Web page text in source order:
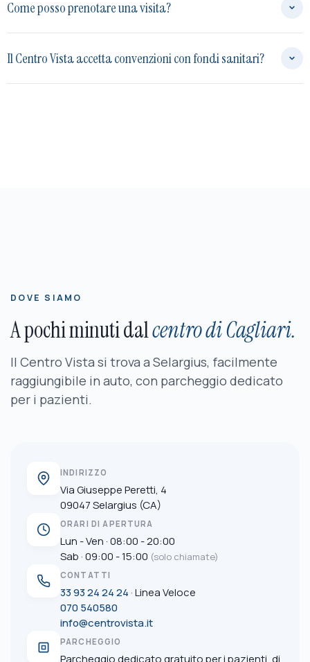
Come posso prenotare una visita?
Il Centro Vista accetta convenzioni con fondi sanitari?
DOVE SIAMO
A pochi minuti dalcentro di Cagliari.
Il Centro Vista si trova a Selargius, facilmente
raggiungibile in auto, con parcheggio dedicato
per i pazienti.
INDIRIZZO
Via Giuseppe Peretti, 4
09047 Selargius (CA)
ORARI DI APERTURA
Lun - Ven · 08:00 - 20:00
Sab · 09:00 - 15:00 (solo chiamate)
CONTATTI
33 93 24 24 24 · Linea Veloce
070 540580
info@centrovista.it
PARCHEGGIO
Parcheggio dedicato gratuito per i pazienti, di